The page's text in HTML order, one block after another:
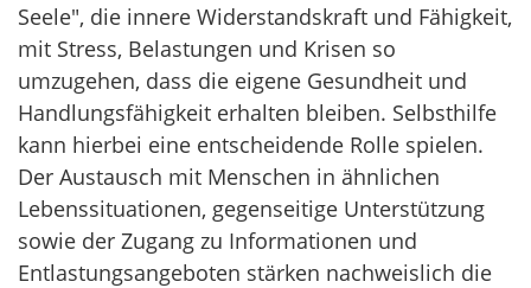
Seele", die innere Widerstandskraft und Fähigkeit,
mit Stress, Belastungen und Krisen so
umzugehen, dass die eigene Gesundheit und
Handlungsfähigkeit erhalten bleiben. Selbsthilfe
kann hierbei eine entscheidende Rolle spielen.
Der Austausch mit Menschen in ähnlichen
Lebenssituationen, gegenseitige Unterstützung
sowie der Zugang zu Informationen und
Entlastungsangeboten stärken nachweislich die